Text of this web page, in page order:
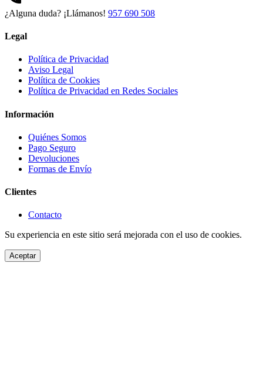
¿Alguna duda? ¡Llámanos! 957 690 508
Legal
Política de Privacidad
Aviso Legal
Política de Cookies
Política de Privacidad en Redes Sociales
Información
Quiénes Somos
Pago Seguro
Devoluciones
Formas de Envío
Clientes
Contacto
Su experiencia en este sitio será mejorada con el uso de cookies.
Aceptar